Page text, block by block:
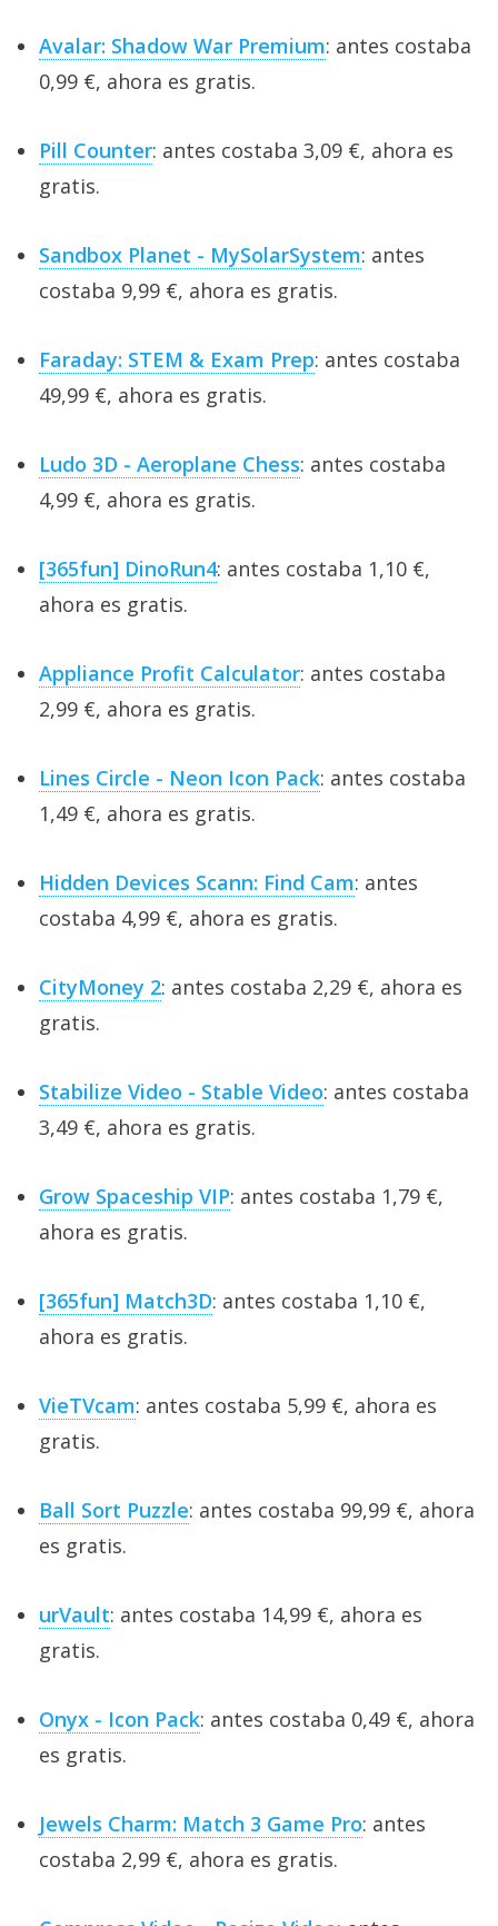
Avalar: Shadow War Premium: antes costaba
0,99 €, ahora es gratis.
Pill Counter: antes costaba 3,09 €, ahora es
gratis.
Sandbox Planet - MySolarSystem: antes
costaba 9,99 €, ahora es gratis.
Faraday: STEM & Exam Prep: antes costaba
49,99 €, ahora es gratis.
Ludo 3D - Aeroplane Chess: antes costaba
4,99 €, ahora es gratis.
[365fun] DinoRun4: antes costaba 1,10 €,
ahora es gratis.
Appliance Profit Calculator: antes costaba
2,99 €, ahora es gratis.
Lines Circle - Neon Icon Pack: antes costaba
1,49 €, ahora es gratis.
Hidden Devices Scann: Find Cam: antes
costaba 4,99 €, ahora es gratis.
CityMoney 2: antes costaba 2,29 €, ahora es
gratis.
Stabilize Video - Stable Video: antes costaba
3,49 €, ahora es gratis.
Grow Spaceship VIP: antes costaba 1,79 €,
ahora es gratis.
[365fun] Match3D: antes costaba 1,10 €,
ahora es gratis.
VieTVcam: antes costaba 5,99 €, ahora es
gratis.
Ball Sort Puzzle: antes costaba 99,99 €, ahora
es gratis.
urVault: antes costaba 14,99 €, ahora es
gratis.
Onyx - Icon Pack: antes costaba 0,49 €, ahora
es gratis.
Jewels Charm: Match 3 Game Pro: antes
costaba 2,99 €, ahora es gratis.